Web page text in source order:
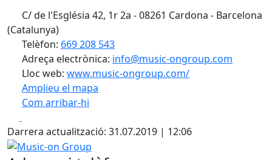
C/ de l'Església 42, 1r 2a - 08261 Cardona - Barcelona
(Catalunya)
Telèfon: 669 208 543
Adreça electrònica: info@music-ongroup.com
Lloc web: www.music-ongroup.com/
Amplieu el mapa
Com arribar-hi
+
−
Darrera actualització: 31.07.2019 | 12:06
Music-on Group